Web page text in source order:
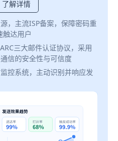
了解详情
，主流ISP备案，保障密码重
触达用户
三大邮件认证协议，采用
信的安全性与可信度
控系统，主动识别并响应发